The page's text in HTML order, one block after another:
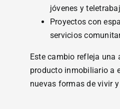
jóvenes y
Proyectos con
servicios
Este cambio refleja una
producto inmobiliario a
nuevas formas de vivir